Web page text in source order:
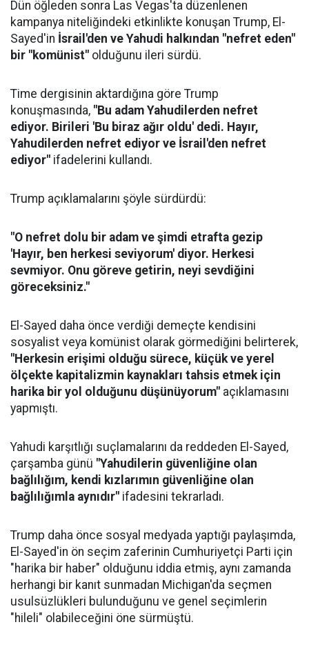
Dün öğleden sonra Las Vegas'ta düzenlenen
kampanya niteliğindeki etkinlikte konuşan Trump, El-
Sayed'in İsrail'den ve Yahudi halkından "nefret eden"
bir "komünist" olduğunu ileri sürdü.
Time dergisinin aktardığına göre Trump
konuşmasında, "Bu adam Yahudilerden nefret
ediyor. Birileri 'Bu biraz ağır oldu' dedi. Hayır,
Yahudilerden nefret ediyor ve İsrail'den nefret
ediyor" ifadelerini kullandı.
Trump açıklamalarını şöyle sürdürdü:
"O nefret dolu bir adam ve şimdi etrafta gezip
'Hayır, ben herkesi seviyorum' diyor. Herkesi
sevmiyor. Onu göreve getirin, neyi sevdiğini
göreceksiniz."
El-Sayed daha önce verdiği demeçte kendisini
sosyalist veya komünist olarak görmediğini belirterek,
"Herkesin erişimi olduğu sürece, küçük ve yerel
ölçekte kapitalizmin kaynakları tahsis etmek için
harika bir yol olduğunu düşünüyorum" açıklamasını
yapmıştı.
Yahudi karşıtlığı suçlamalarını da reddeden El-Sayed,
çarşamba günü "Yahudilerin güvenliğine olan
bağlılığım, kendi kızlarımın güvenliğine olan
bağlılığımla aynıdır" ifadesini tekrarladı.
Trump daha önce sosyal medyada yaptığı paylaşımda,
El-Sayed'in ön seçim zaferinin Cumhuriyetçi Parti için
"harika bir haber" olduğunu iddia etmiş, aynı zamanda
herhangi bir kanıt sunmadan Michigan'da seçmen
usulsüzlükleri bulunduğunu ve genel seçimlerin
"hileli" olabileceğini öne sürmüştü.